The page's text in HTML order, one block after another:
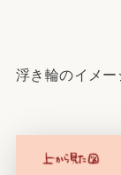
浮き輪のイメー